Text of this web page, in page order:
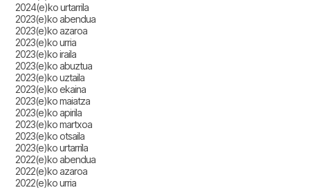
2024(e)ko urtarrila
2023(e)ko abendua
2023(e)ko azaroa
2023(e)ko urria
2023(e)ko iraila
2023(e)ko abuztua
2023(e)ko uztaila
2023(e)ko ekaina
2023(e)ko maiatza
2023(e)ko apirila
2023(e)ko martxoa
2023(e)ko otsaila
2023(e)ko urtarrila
2022(e)ko abendua
2022(e)ko azaroa
2022(e)ko urria